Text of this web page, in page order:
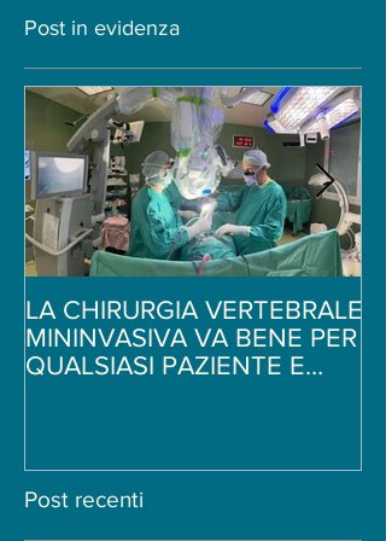
Post in evidenza
LA CHIRURGIA VERTEBRALE
MININVASIVA VA BENE PER
QUALSIASI PAZIENTE E
Post recenti